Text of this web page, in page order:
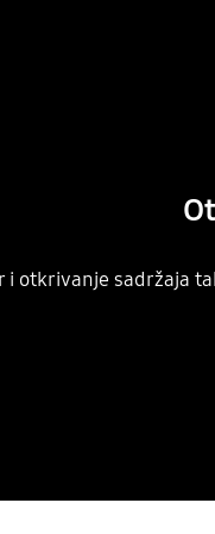
otkrivanje sadržaja